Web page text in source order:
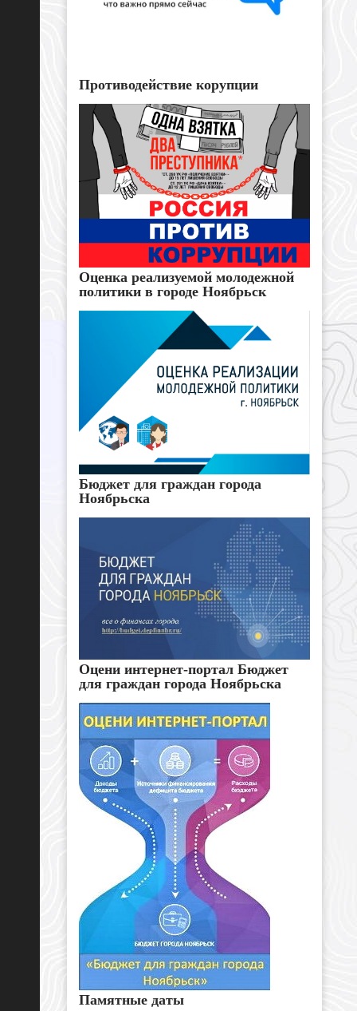
Противодействие корупции
Оценка реализуемой молодежной
политики в городе Ноябрьск
Бюджет для граждан города
Ноябрьска
Оцени интернет-портал Бюджет
для граждан города Ноябрьска
Памятные даты